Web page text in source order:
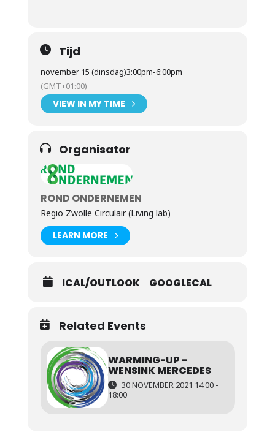
Tijd
november 15 (dinsdag)3:00pm-6:00pm
(GMT+01:00)
VIEW IN MY TIME
Organisator
ROND ONDERNEMEN
Regio Zwolle Circulair (Living lab)
LEARN MORE
ICAL/OUTLOOK GOOGLECAL
Related Events
WARMING-UP -
WENSINK MERCEDES
30 NOVEMBER 2021 14:00 -
18:00